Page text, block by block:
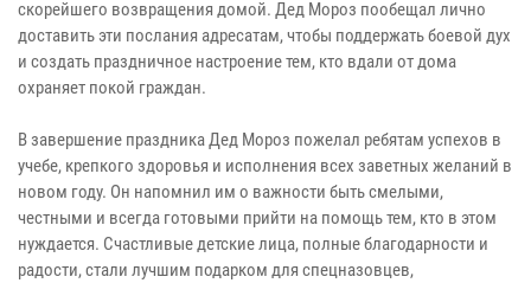
скорейшего возвращения домой. Дед Мороз пообещал лично
доставить эти послания адресатам, чтобы поддержать боевой дух
и создать праздничное настроение тем, кто вдали от дома
охраняет покой граждан.
В завершение праздника Дед Мороз пожелал ребятам успехов в
учебе, крепкого здоровья и исполнения всех заветных желаний в
новом году. Он напомнил им о важности быть смелыми,
честными и всегда готовыми прийти на помощь тем, кто в этом
нуждается. Счастливые детские лица, полные благодарности и
радости, стали лучшим подарком для спецназовцев,